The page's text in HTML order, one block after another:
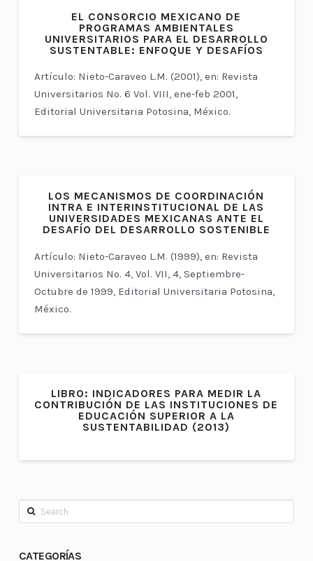
EL CONSORCIO MEXICANO DE
PROGRAMAS AMBIENTALES
UNIVERSITARIOS PARA EL DESARROLLO
SUSTENTABLE: ENFOQUE Y DESAFÍOS
Artículo: Nieto-Caraveo L.M. (2001), en: Revista
Universitarios No. 6 Vol. VIII, ene-feb 2001,
Editorial Universitaria Potosina, México.
LOS MECANISMOS DE COORDINACIÓN
INTRA E INTERINSTITUCIONAL DE LAS
UNIVERSIDADES MEXICANAS ANTE EL
DESAFÍO DEL DESARROLLO SOSTENIBLE
Artículo: Nieto-Caraveo L.M. (1999), en: Revista
Universitarios No. 4, Vol. VII, 4, Septiembre-
Octubre de 1999, Editorial Universitaria Potosina,
México.
LIBRO: INDICADORES PARA MEDIR LA
CONTRIBUCIÓN DE LAS INSTITUCIONES DE
EDUCACIÓN SUPERIOR A LA
SUSTENTABILIDAD (2013)
Search
CATEGORÍAS